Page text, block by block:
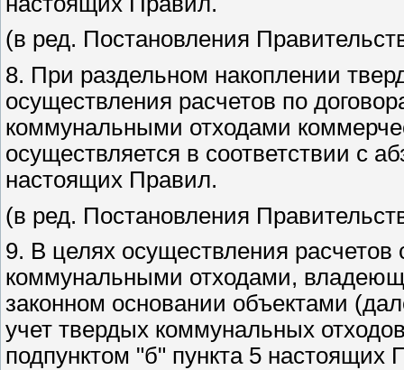
(в ред. Постановления
8. При раздельном накоплении
осуществления расчетов по
коммунальными отходами
осуществляется в соответствии с
настоящих Правил.
(в ред. Постановления
9. В целях осуществления
коммунальными отходами,
законном основании объектами
учет твердых коммунальных
подпунктом "б" пункта 5 настоящих